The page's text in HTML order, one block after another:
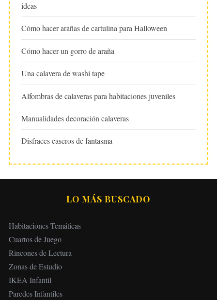
ideas
Cómo hacer arañas de cartulina para Halloween
Cómo hacer un gorro de araña
Una calavera de washi tape
Alfombras de calaveras para habitaciones juveniles
Manualidades decoración calaveras
Disfraces caseros de fantasma
LO MÁS BUSCADO
Habitaciones Temáticas
Cuartos de Juego
Rincones de Lectura
Zonas de Estudio
IKEA Infantil
Paredes Infantiles